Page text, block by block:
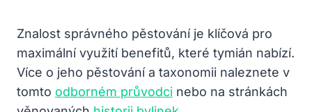
Znalost správného pěstování je klíčová pro
maximální využití benefitů, které tymián nabízí.
Více o jeho pěstování a taxonomii naleznete v
tomto odborném průvodci nebo na stránkách